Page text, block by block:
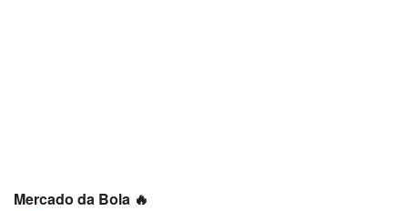
Mercado da Bola 🔥